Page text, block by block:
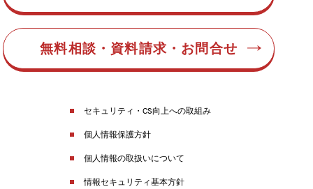
無料相談・資料請求・お問合せ
セキュリティ・CS向上への取組み
個人情報保護方針
個人情報の取扱いについて
情報セキュリティ基本方針